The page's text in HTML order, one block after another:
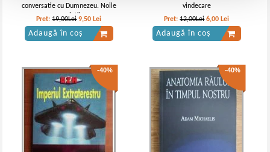
conversatie cu Dumnezeu. Noile
revelatii
Pret:19,00Lei 9,50 Lei
Adaugă în coș
vindecare
Pret:12,00Lei 6,00 Lei
Adaugă în coș
-40% -40%